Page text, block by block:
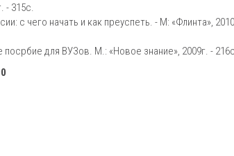
- 315с.
с чего начать и как преуспеть. - М: «Флинта»,
для ВУЗов. М.: «Новое знание», 2009г. -